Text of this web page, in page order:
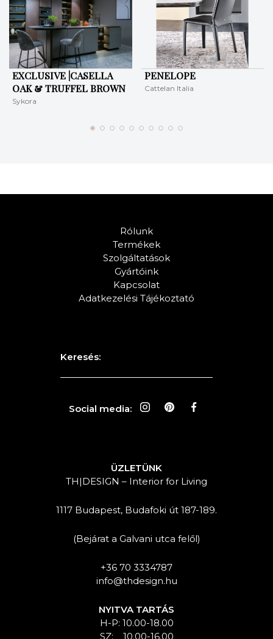
EXCLUSIVE |CASELLA
OAK & TRUFFEL BROWN
Sykora
PENELOPE
Cattelan Italia
Rólunk
Termékek
Szolgáltatások
Gyártóink
Kapcsolat
Adatkezelési Tájékoztató
Keresés:
Social media:
ÜZLETÜNK
TH|DESIGN – Interior for Living
1117 Budapest, Budafoki út 187-189.
(Bejárat a Galvani utca felől)
+36 70 3334787
info@thdesign.hu
NYITVA TARTÁS
H-P: 10.00-18.00
SZ: 10.00-16.00